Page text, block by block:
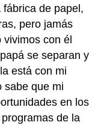
de papel,
pero jamás
con él
se separan y
está con mi
sabe que mi
en los
de la